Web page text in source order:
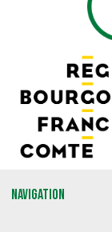
Navigation